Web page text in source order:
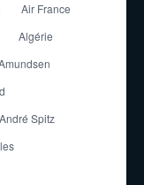
Air France
Algérie
André Spitz